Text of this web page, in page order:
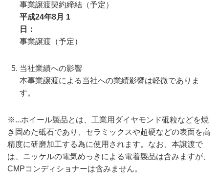
事業譲渡契約締結（予定）
平成24年8月 1
日
事業譲渡（予定）
当社業績への影響
本事業譲渡による当社への業績影響は軽微でありま
す。
※...ホイール製品とは、工業用ダイヤモンド砥粒などを焼
き固めた砥石であり、セラミックスや超硬などの表面を高
精度に研磨加工する為に使用されます。なお、本譲渡で
は、ニッケルの電気めっきによる電着製品は含みますが、
CMPコンディショナーは含みません。